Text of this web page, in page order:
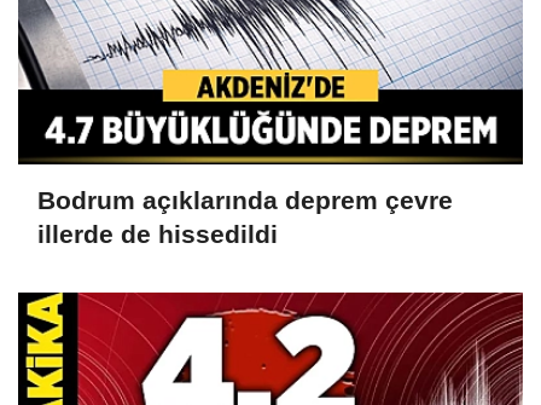
Bodrum açıklarında deprem çevre
illerde de hissedildi